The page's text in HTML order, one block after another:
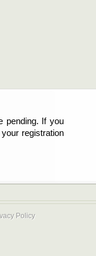
pending. If you
registration
Löschung der
Policy